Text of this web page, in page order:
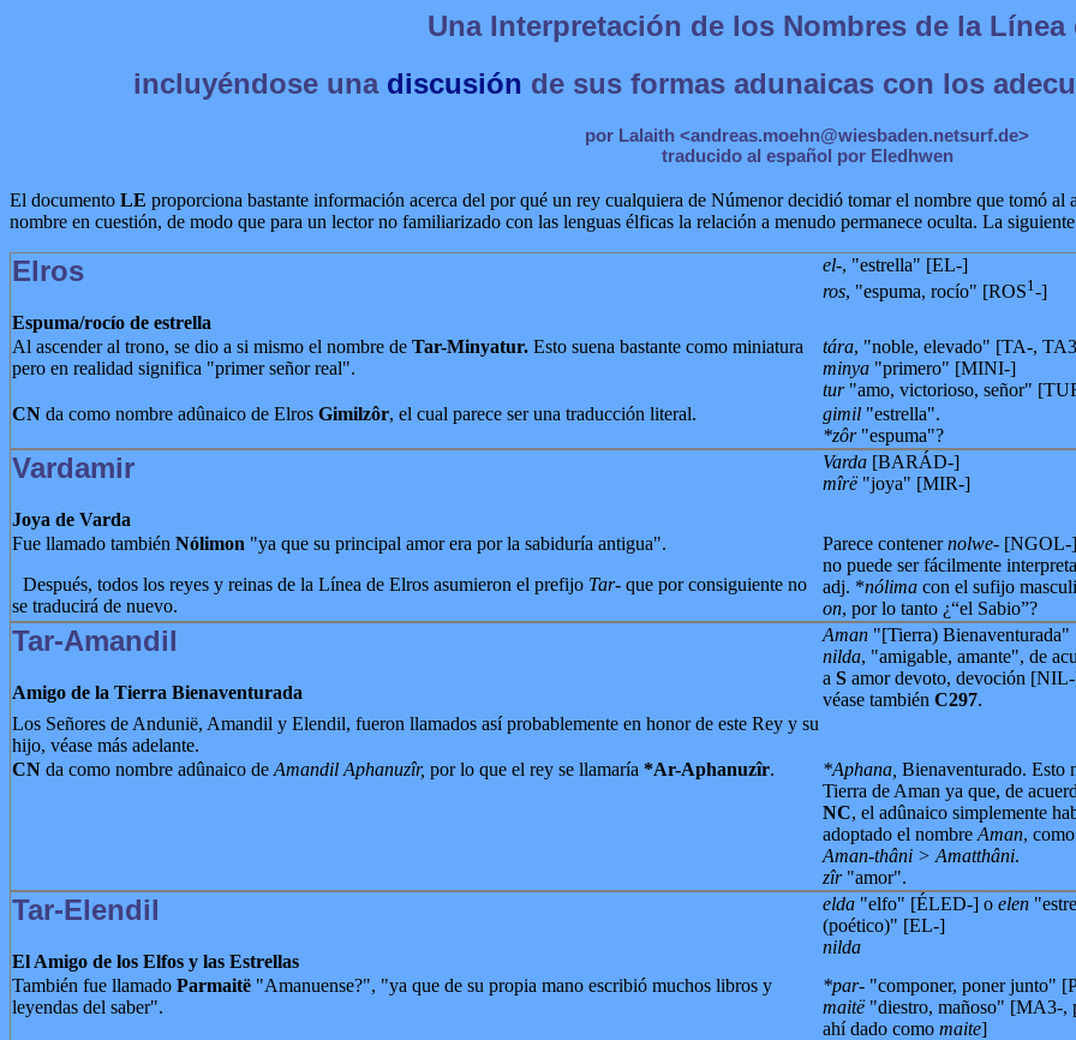
Una Interpretación de los Nombres de la Línea
incluyéndose una discusión de sus formas adunaicas con los
por Lalaith <andreas.moehn@wiesbaden.netsurf.de>
traducido al español por Eledhwen
El documento LE proporciona bastante información acerca del por qué un rey cualquiera de Númenor decidió tomar el nombre que tomó
nombre en cuestión, de modo que para un lector no familiarizado con las lenguas élficas la relación a menudo permanece oculta. La
Elros
Espuma/rocío de estrella
el-, "estrella" [EL-]
ros, "espuma, rocío" [ROS1 -]
Al ascender al trono, se dio a si mismo el nombre de Tar-Minyatur. Esto suena bastante como miniatura
pero en realidad significa "primer señor real".
tára, "noble, elevado" [TA-,
minya "primero" [MINI-]
tur "amo, victorioso, señor"
CN da como nombre adûnaico de Elros Gimilzôr, el cual parece ser una traducción literal. gimil "estrella".
*zôr"espuma"?
Vardamir
Joya de Varda
Varda [BARÁD-]
mîrë "joya" [MIR-]
Fue llamado también Nólimon "ya que su principal amor era por la sabiduría antigua".
Después, todos los reyes y reinas de la Línea de Elros asumieron el prefijo Tar- que por consiguiente no
se traducirá de nuevo.
Parece contenernolwe- [NGOL-
no puede ser fácilmente
adj. *nólima con el sufijo
on, por lo tanto ¿“el Sabio”?
Tar-Amandil
Amigo de la Tierra Bienaventurada
Aman "[Tierra) Bienaventurada"
nilda, "amigable, amante", de
a S amor devoto, devoción
véase también C297.
Los Señores de Andunië, Amandil y Elendil, fueron llamados así probablemente en honor de este Rey y su
hijo, véase más adelante.
CN da como nombre adûnaico de Amandil Aphanuzîr, por lo que el rey se llamaría *Ar-Aphanuzîr. *Aphana, Bienaventurado. Esto
Tierra de Aman ya que, de
NC, el adûnaico simplemente
adoptado el nombre Aman,
Aman-thâni > Amatthâni.
zîr"amor".
Tar-Elendil
El Amigo de los Elfos y las Estrellas
elda "elfo" [ÉLED-] o elen
(poético)" [EL-]
nilda
También fue llamado Parmaitë "Amanuense?", "ya que de su propia mano escribió muchos libros y
leyendas del saber".
*par- "componer, poner junto"
maitë "diestro, mañoso" [MA3-,
ahí dado como maite]